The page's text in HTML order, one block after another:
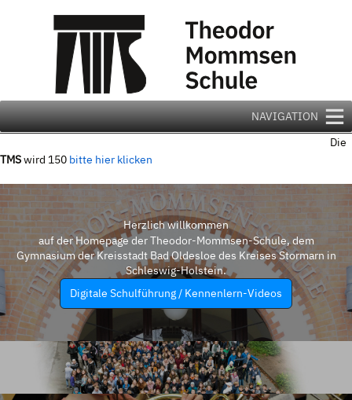
NAVIGATION
Die
TMSwird 150 bitte hier klicken
Herzlich willkommen
auf der Homepage der Theodor-Mommsen-Schule, dem
Gymnasium der Kreisstadt Bad Oldesloe des Kreises Stormarn in
Schleswig-Holstein.
Digitale Schulführung / Kennenlern-Videos